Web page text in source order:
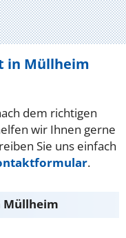
in Müllheim
dem richtigen
wir Ihnen gerne
Sie uns einfach
.
Müllheim